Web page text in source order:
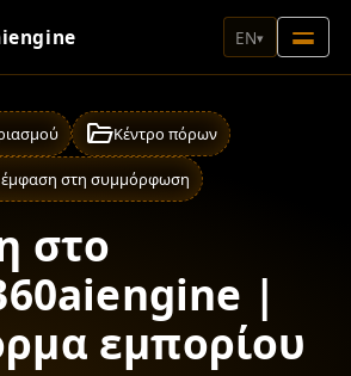
EN▾
folder_openΚέντρο πόρων
έμφαση στη συμμόρφωση
στο
|
εμπορίου